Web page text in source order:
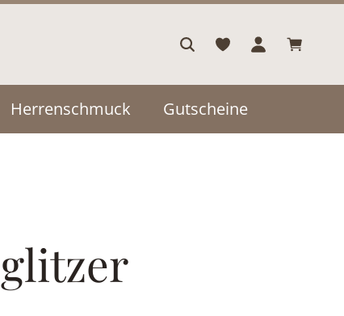
Herrenschmuck Gutscheine